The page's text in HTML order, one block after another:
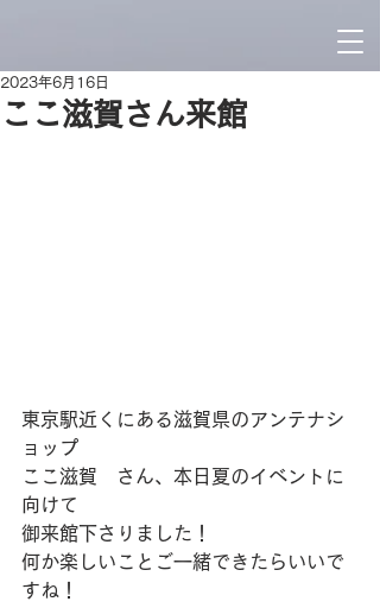
ここ滋賀さん来館
2023年6月16日
東京駅近くにある滋賀県のアンテナシ
ョップ
ここ滋賀　さん、本日夏のイベントに
向けて
御来館下さりました！
何か楽しいことご一緒できたらいいで
すね！